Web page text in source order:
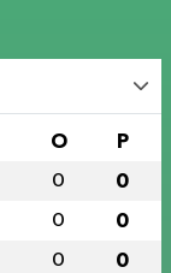
O P
0 0
0 0
0 0